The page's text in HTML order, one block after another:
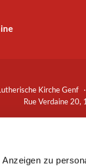
zu
Kirche Genf
Rue Verdaine 20,
6066 3 +41